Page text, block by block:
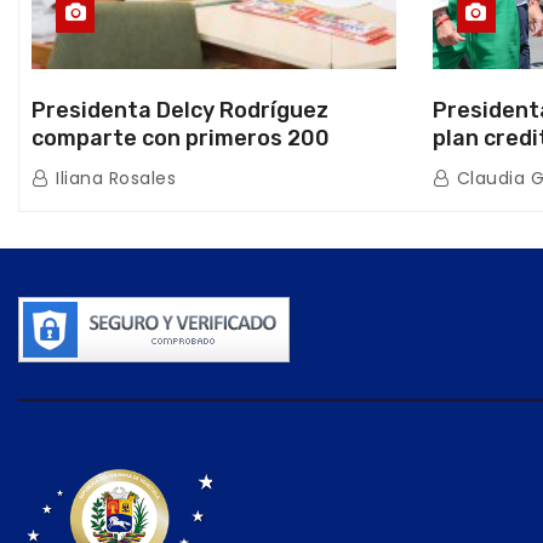
Presidenta Delcy Rodríguez
comparte con primeros 200
beneficiarios de la nueva Casa de
los Abuelos “La Primavera” en
Iliana Rosales
plan
directo
de
Claudia